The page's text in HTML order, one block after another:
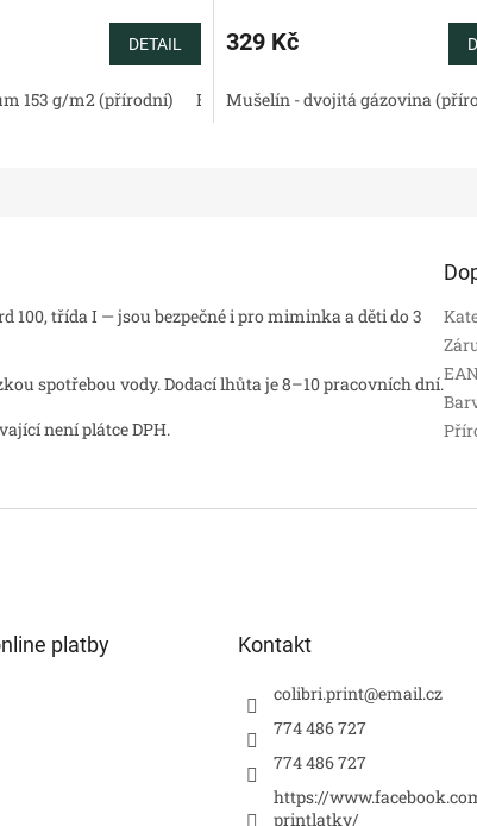
DETAIL
153 g/m2 (přírodní) Bavlněný satén 130 g/m2 (přírodní)
329 Kč
Mušelín - dvojitá gázovina
100, třída I — jsou bezpečné i pro miminka a děti do 3
spotřebou vody. Dodací lhůta je 8–10 pracovních dní.
není plátce DPH.
platby Kontakt
colibri.print@email.cz
774 486 727
774 486 727
https://
printlatky/